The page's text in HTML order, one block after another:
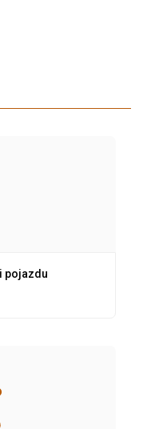
pojazdu